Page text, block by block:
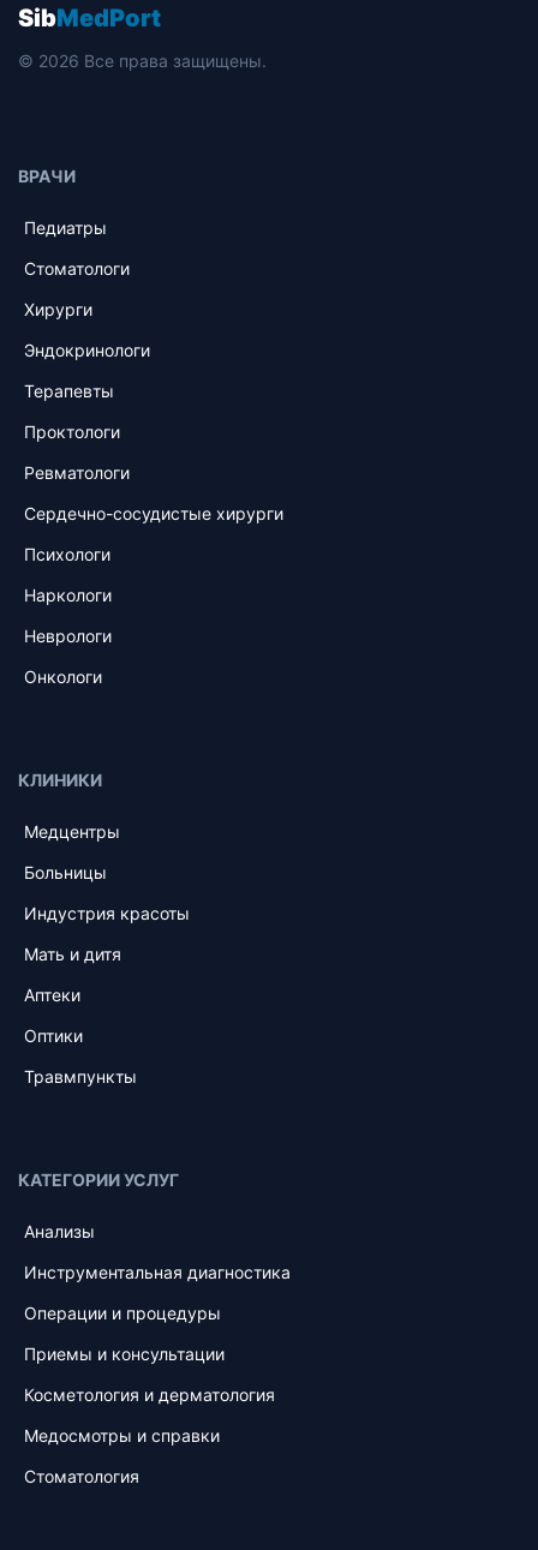
SibMedPort
© 2026 Все права защищены.
ВРАЧИ
Педиатры
Стоматологи
Хирурги
Эндокринологи
Терапевты
Проктологи
Ревматологи
Сердечно-сосудистые хирурги
Психологи
Наркологи
Неврологи
Онкологи
КЛИНИКИ
Медцентры
Больницы
Индустрия красоты
Мать и дитя
Аптеки
Оптики
Травмпункты
КАТЕГОРИИ УСЛУГ
Анализы
Инструментальная диагностика
Операции и процедуры
Приемы и консультации
Косметология и дерматология
Медосмотры и справки
Стоматология